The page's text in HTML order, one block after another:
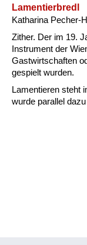
Lamentierbredl
Katharina Pecher-
Zither. Der im 19.
Instrument der
Gastwirtschaften
gespielt wurden.
Lamentieren steht
wurde parallel